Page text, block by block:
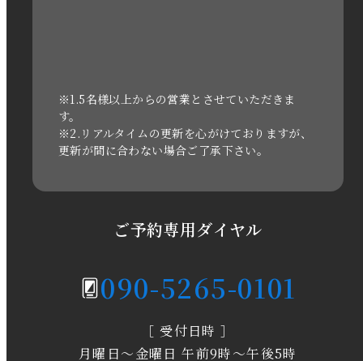
2021年3月
2020年11月
2020年3月
※1.5名様以上からの営業とさせていただきま
す。
※2.リアルタイムの更新を心がけておりますが、
更新が間に合わない場合ご了承下さい。
ご予約専用ダイヤル
090-5265-0101
［ 受付日時 ］
月曜日～金曜日 午前9時～午後5時